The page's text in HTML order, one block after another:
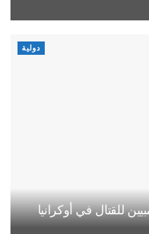
دولية
للقتال في أوكرانيا